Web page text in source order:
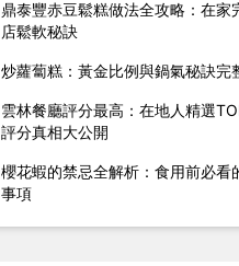
鼎泰豐赤豆鬆糕做法全攻略：在家
店鬆軟秘訣
炒蘿蔔糕：黃金比例與鍋氣秘訣完
雲林餐廳評分最高：在地人精選
評分真相大公開
櫻花蝦的禁忌全解析：食用前必看
事項